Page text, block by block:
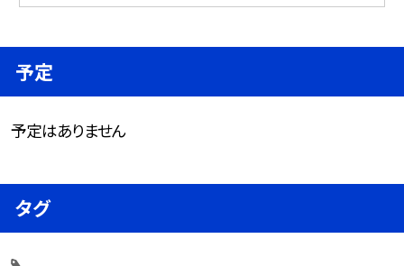
予定
予定はありません
タグ